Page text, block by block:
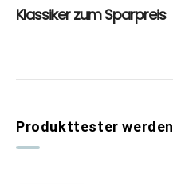
Produkttester werden